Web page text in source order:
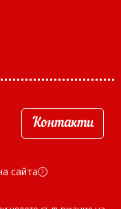
Контакти
сайта d